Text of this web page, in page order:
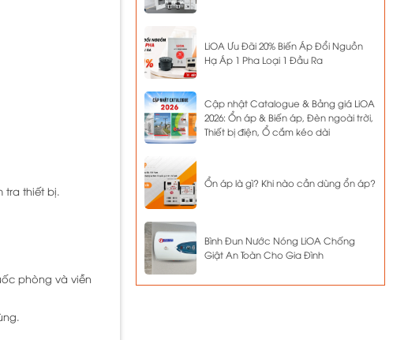
tra thiết bị.
phòng và viễn
LiOA Ưu Đãi 20% Biến Áp Đổi Nguồn
Hạ Áp 1 Pha Loại 1 Đầu Ra
Cập nhật Catalogue & Bảng giá LiOA
2026: Ổn áp & Biến áp, Đèn ngoài trời,
Thiết bị điện, Ổ cắm kéo dài
Ổn áp là gì? Khi nào cần dùng ổn áp?
Bình Đun Nước Nóng LiOA Chống
Giật An Toàn Cho Gia Đình